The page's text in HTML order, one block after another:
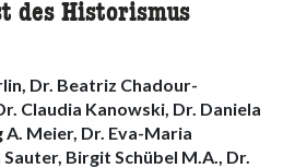
des Historismus
Dr. Beatriz Chadour-
Claudia Kanowski, Dr. Daniela
A. Meier, Dr. Eva-Maria
Birgit Schübel M.A., Dr.